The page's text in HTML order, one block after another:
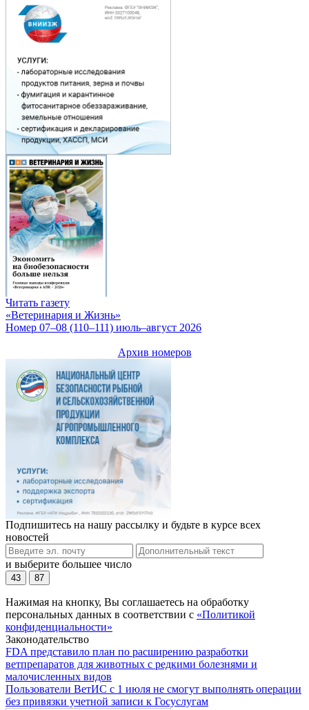
Читать газету
«Ветеринария и Жизнь»
Номер 07–08 (110–111) июль–август 2026
Архив номеров
Подпишитесь на нашу рассылку и будьте в курсе всех
новостей
и выберите большее число
43 87
Нажимая на кнопку, Вы соглашаетесь на обработку
персональных данных в соответствии с «Политикой
конфиденциальности»
Законодательство
FDA представило план по расширению разработки
ветпрепаратов для животных с редкими болезнями и
малочисленных видов
Пользователи ВетИС с 1 июля не смогут выполнять операции
без привязки учетной записи к Госуслугам